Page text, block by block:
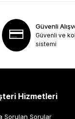
Güvenli
Güvenli ve
sistemi
Hizmetleri
Sorulan Sorular